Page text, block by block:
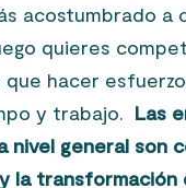
acostumbrado a
quieres
hacer
y trabajo. Las
nivel general son
la transformación